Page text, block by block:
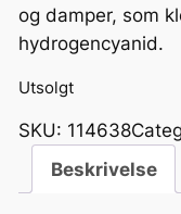
og damper, som
hydrogencyanid.
Utsolgt
SKU: 114638
Beskrivelse